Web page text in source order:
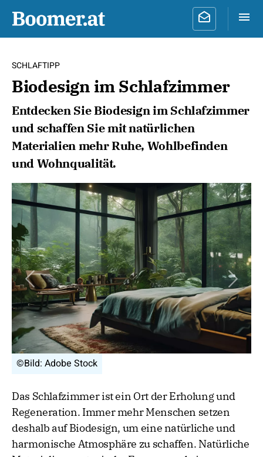
SCHLAFTIPP
Biodesign im Schlafzimmer
Entdecken Sie Biodesign im Schlafzimmer
und schaffen Sie mit natürlichen
Materialien mehr Ruhe, Wohlbefinden
und Wohnqualität.
Vorheriges Bild
Das Schlafzimmer ist ein Ort der Erholung und
Regeneration. Immer mehr Menschen setzen
deshalb auf Biodesign, um eine natürliche und
harmonische Atmosphäre zu schaffen. Natürliche